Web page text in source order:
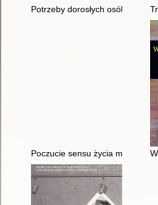
Potrzeby dorosłych osób z
Poczucie sensu życia młodych